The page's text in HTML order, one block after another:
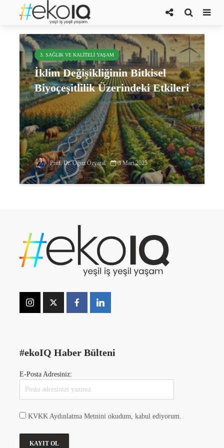
bitkisel biyoçeşitlilik
3. SAĞLIK VE KALITELI YAŞAM
İklim Değişikliğinin Bitkisel
Biyoçeşitlilik Üzerindeki Etkileri
Prof. Dr. Oğuz Özyaral 3 Mart 2025
#ekoIQ Haber Bülteni
E-Posta Adresiniz:
KVKK Aydınlatma Metnini okudum, kabul ediyorum.